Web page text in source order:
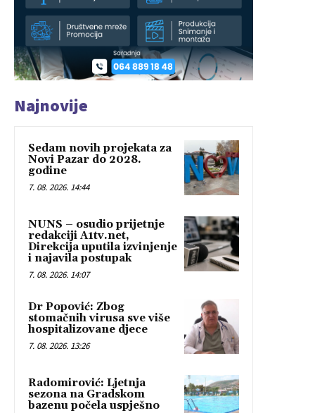
Najnovije
Sedam novih projekata za
Novi Pazar do 2028.
godine
7. 08. 2026. 14:44
NUNS – osudio prijetnje
redakciji A1tv.net,
Direkcija uputila izvinjenje
i najavila postupak
7. 08. 2026. 14:07
Dr Popović: Zbog
stomačnih virusa sve više
hospitalizovane djece
7. 08. 2026. 13:26
Radomirović: Ljetnja
sezona na Gradskom
bazenu počela uspješno